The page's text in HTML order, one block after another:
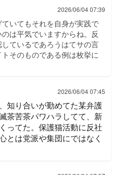
2026/06/04 07:39
いてもそれを自身が実践で
は平気でいますからね。反
ているであろうはてサの言
そのものである例は枚挙に
2026/06/04 07:45
知り合いが勤めてた某弁護
茶苦茶パワハラしてて、新
ってた。保護猫活動に反社
とは党派や集団にではなく